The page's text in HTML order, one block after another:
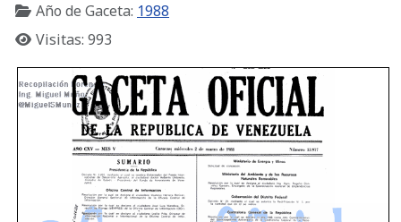
Año de Gaceta: 1988
Visitas: 993